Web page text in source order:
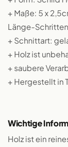
+ Maße: 5 x
Länge-
+ Schnittart:
+ Holz ist
+ saubere
+ Hergestellt in
Wichtige
Holz ist ein